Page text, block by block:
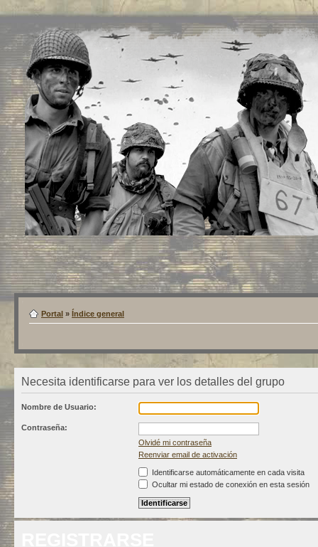
Portal » Índice general
Necesita identificarse para ver los detalles del grupo
Nombre de Usuario:
Contraseña:
Olvidé mi contraseña
Reenviar email de activación
Identificarse automáticamente en cada visita
Ocultar mi estado de conexión en esta sesión